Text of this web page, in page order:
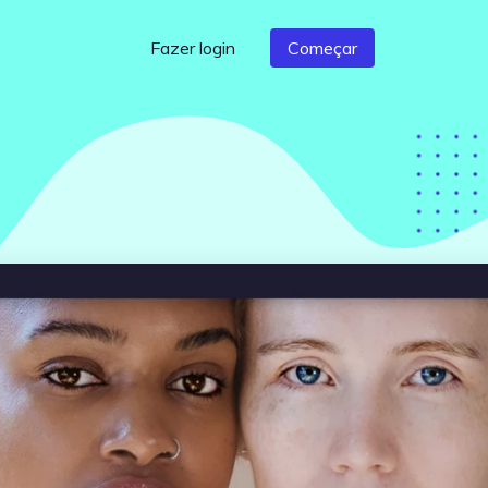
Fazer login Começar